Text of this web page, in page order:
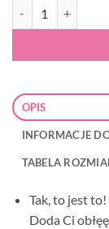
OPIS
INFORMACJE
TABELA
Tak, to jest
Doda Ci